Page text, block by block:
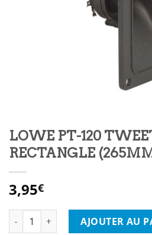
LOWE PT-120
RECTANGLE
3,95€
quantité de LOWE PT-120AJOUTER AU